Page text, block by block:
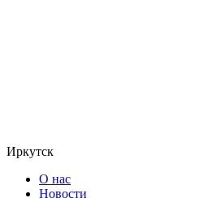
Иркутск
О нас
Новости